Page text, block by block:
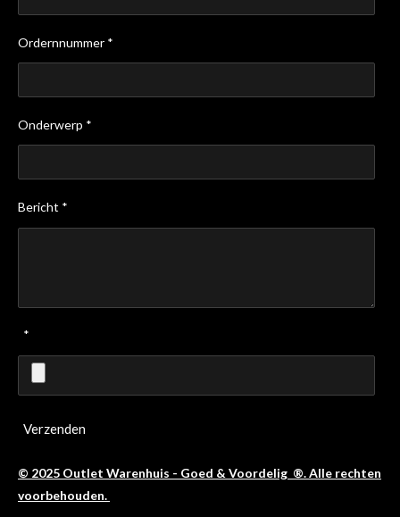
Ordernnummer *
Onderwerp *
Bericht *
*
Verzenden
© 2025 Outlet Warenhuis - Goed & Voordelig ®. Alle rechten
voorbehouden.